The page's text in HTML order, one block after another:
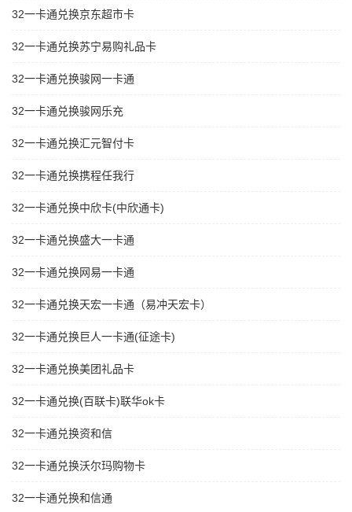
32一卡通兑换京东超市卡
32一卡通兑换苏宁易购礼品卡
32一卡通兑换骏网一卡通
32一卡通兑换骏网乐充
32一卡通兑换汇元智付卡
32一卡通兑换携程任我行
32一卡通兑换中欣卡(中欣通卡)
32一卡通兑换盛大一卡通
32一卡通兑换网易一卡通
32一卡通兑换天宏一卡通（易冲天宏卡）
32一卡通兑换巨人一卡通(征途卡)
32一卡通兑换美团礼品卡
32一卡通兑换(百联卡)联华ok卡
32一卡通兑换资和信
32一卡通兑换沃尔玛购物卡
32一卡通兑换和信通